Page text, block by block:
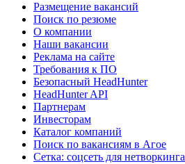
Размещение вакансий
Поиск по резюме
О компании
Наши вакансии
Реклама на сайте
Требования к ПО
Безопасный HeadHunter
HeadHunter API
Партнерам
Инвесторам
Каталог компаний
Поиск по вакансиям в Агое
Сетка: соцсеть для нетворкинга